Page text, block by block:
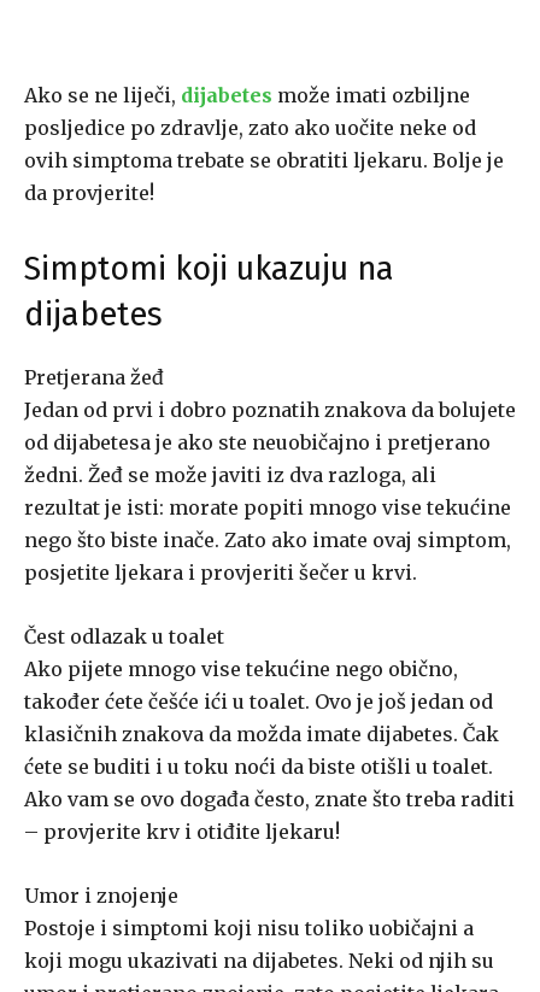
Ako se ne liječi, dijabetes može imati ozbiljne
posljedice po zdravlje, zato ako uočite neke od
ovih simptoma trebate se obratiti ljekaru. Bolje je
da provjerite!
Simptomi koji ukazuju na
dijabetes
Pretjerana žeđ
Jedan od prvi i dobro poznatih znakova da bolujete
od dijabetesa je ako ste neuobičajno i pretjerano
žedni. Žeđ se može javiti iz dva razloga, ali
rezultat je isti: morate popiti mnogo vise tekućine
nego što biste inače. Zato ako imate ovaj simptom,
posjetite ljekara i provjeriti šečer u krvi.
Čest odlazak u toalet
Ako pijete mnogo vise tekućine nego obično,
također ćete češće ići u toalet. Ovo je još jedan od
klasičnih znakova da možda imate dijabetes. Čak
ćete se buditi i u toku noći da biste otišli u toalet.
Ako vam se ovo događa često, znate što treba raditi
– provjerite krv i otiđite ljekaru!
Umor i znojenje
Postoje i simptomi koji nisu toliko uobičajni a
koji mogu ukazivati ​​na dijabetes. Neki od njih su